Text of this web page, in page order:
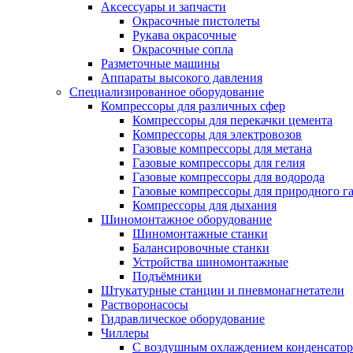
Аксессуары и запчасти
Окрасочные пистолеты
Рукава окрасочные
Окрасочные сопла
Разметочные машины
Аппараты высокого давления
Специализированное оборудование
Компрессоры для различных сфер
Компрессоры для перекачки цемента
Компрессоры для электровозов
Газовые компрессоры для метана
Газовые компрессоры для гелия
Газовые компрессоры для водорода
Газовые компрессоры для природного
Компрессоры для дыхания
Шиномонтажное оборудование
Шиномонтажные станки
Балансировочные станки
Устройства шиномонтажные
Подъёмники
Штукатурные станции и пневмонагнетатели
Растворонасосы
Гидравлическое оборудование
Чиллеры
С воздушным охлаждением